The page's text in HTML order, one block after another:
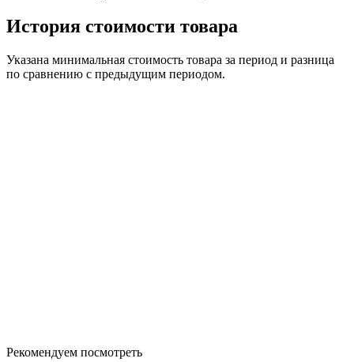
История стоимости товара
Указана минимальная стоимость товара за период и разница
по сравнению с предыдущим периодом.
Рекомендуем посмотреть